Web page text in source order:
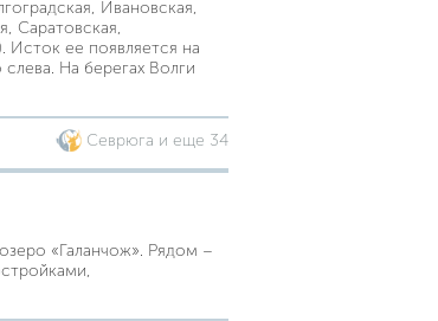
Ивановская,
Саратовская,
Исток ее появляется на
На берегах Волги
Севрюга и еще 34
«Галанчож». Рядом –